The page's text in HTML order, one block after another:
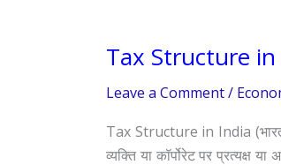
Tax Structure
Leave a Comment/
Tax Structure in India
व्यक्ति या कॉर्पोरेट पर प्रत्यक्ष
Tax
in
India